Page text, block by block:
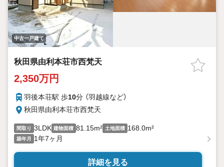
中古一戸建て
秋田県由利本荘市西梵天
2,350万円
羽後本荘駅 歩10分 （羽越線など）
秋田県由利本荘市西梵天
間取り 3LDK 建物面積 81.15m² 土地面積 168.0m²
築年月 1年7ヶ月
詳細を見る